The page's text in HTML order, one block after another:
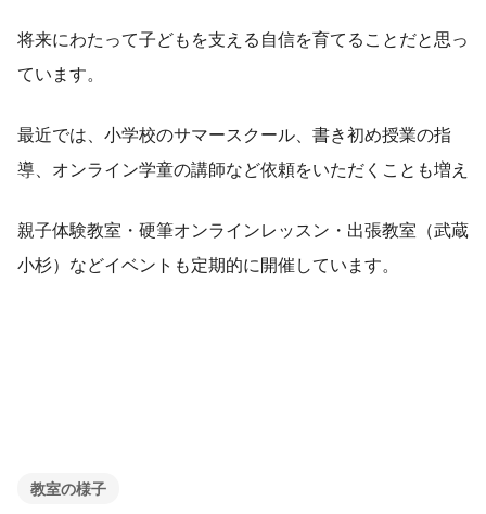
将来にわたって子どもを支える自信を育てることだと思っ
ています。
最近では、小学校のサマースクール、書き初め授業の指
導、オンライン学童の講師など依頼をいただくことも増え
親子体験教室・硬筆オンラインレッスン・出張教室（武蔵
小杉）などイベントも定期的に開催しています。
教室の様子